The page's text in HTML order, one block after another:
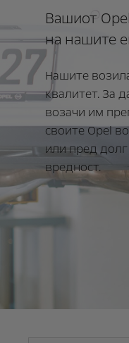
Вашиот
на нашите
Нашите
квалитет. За
возачи им
своите Opel
или пред долг
вредност.